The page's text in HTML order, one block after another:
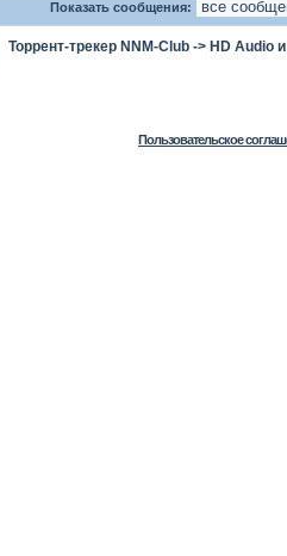
Показать сообщения:
Торрент-трекер NNM-Club -> HD Audio
Пользовательское